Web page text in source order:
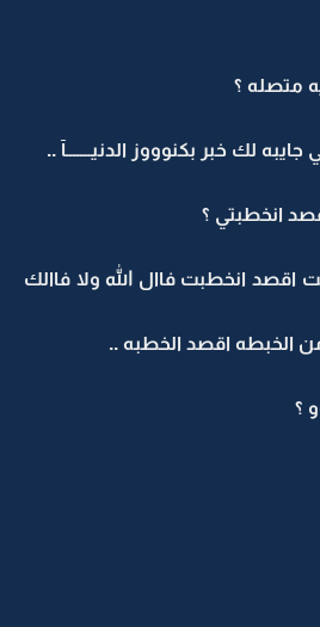
متصله ؟
لك خبر بكنوووز الدنيـــــــآ ..
انخطبتي ؟
اقصد انخطبت فاال الله ولا فاالك
الخبطه اقصد الخطبه ..
؟